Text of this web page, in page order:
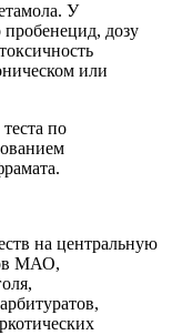
У
дозу
или
по
на центральную
МАО,